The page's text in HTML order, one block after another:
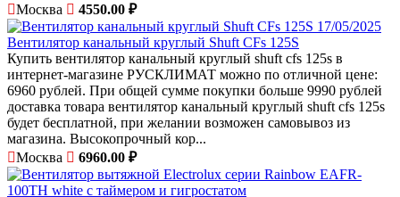
Москва
4550.00 ₽
17/05/2025
Вентилятор канальный круглый Shuft CFs 125S
Купить вентилятор канальный круглый shuft cfs 125s в
интернет-магазине РУСКЛИМАТ можно по отличной цене:
6960 рублей. При общей сумме покупки больше 9990 рублей
доставка товара вентилятор канальный круглый shuft cfs 125s
будет бесплатной, при желании возможен самовывоз из
магазина. Высокопрочный кор...
Москва
6960.00 ₽